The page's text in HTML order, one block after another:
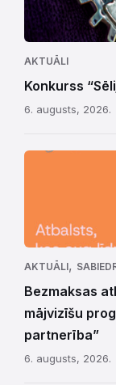
AKTUĀLI
Konkurss
6. augusts, 2026.
AKTUĀLI,
Bezmaksas
mājvizīšu
partnerība”
6. augusts, 2026.